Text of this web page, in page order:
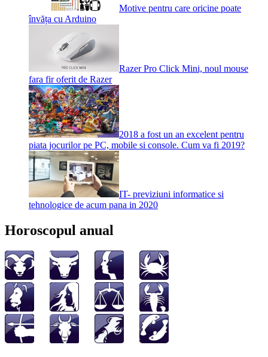
Motive pentru care oricine poate
învăța cu Arduino
Razer Pro Click Mini, noul mouse
fara fir oferit de Razer
2018 a fost un an excelent pentru
piata jocurilor pe PC, mobile si console. Cum va fi 2019?
IT- previziuni informatice si
tehnologice de acum pana in 2020
Horoscopul anual